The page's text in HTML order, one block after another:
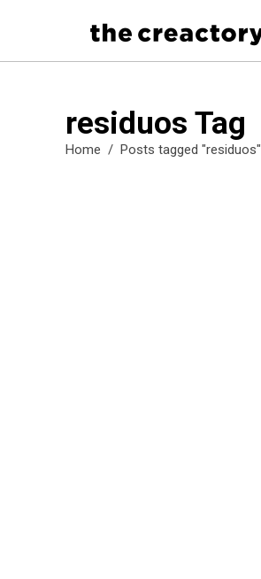
residuos Tag
Home / Posts tagged "residuos"